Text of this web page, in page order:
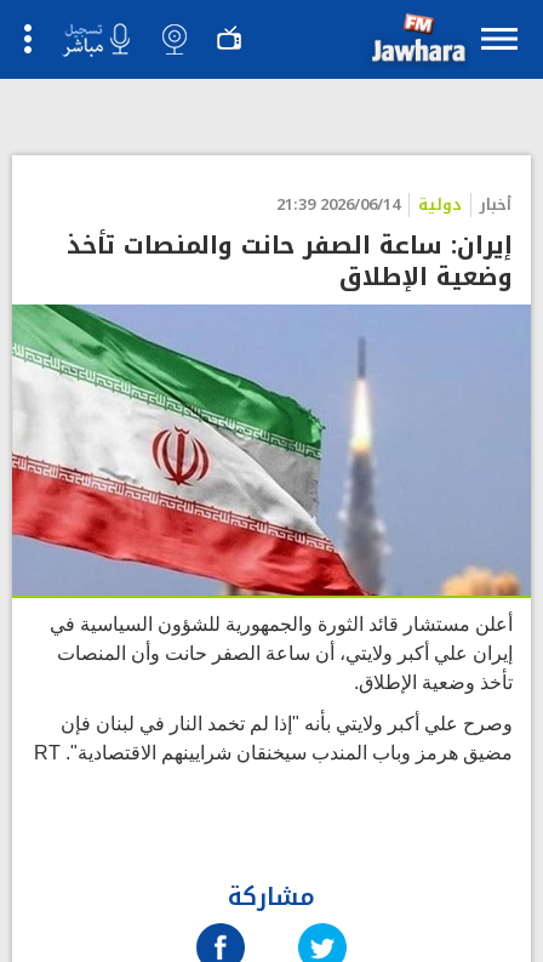
أخبار دولية 2026/06/14 21:39
إيران: ساعة الصفر حانت والمنصات تأخذ
وضعية الإطلاق
أعلن مستشار قائد الثورة والجمهورية للشؤون السياسية في
إيران علي أكبر ولايتي، أن ساعة الصفر حانت وأن المنصات
تأخذ وضعية الإطلاق.
وصرح علي أكبر ولايتي بأنه "إذا لم تخمد النار في لبنان فإن
مضيق هرمز وباب المندب سيخنقان شرايينهم الاقتصادية". RT
مشاركة